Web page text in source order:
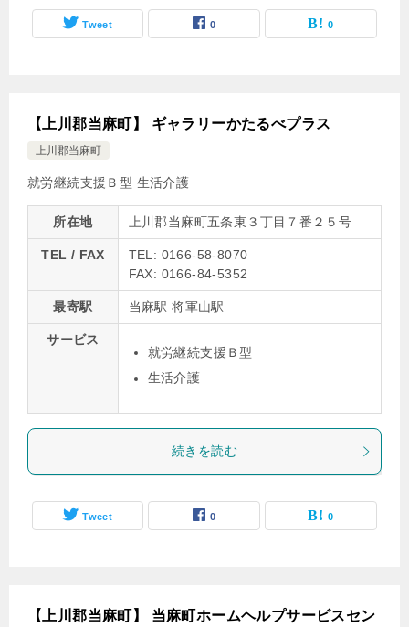
Tweet 0 0
【上川郡当麻町】 ギャラリーかたるべプラス
上川郡当麻町
就労継続支援Ｂ型 生活介護
所在地 上川郡当麻町五条東３丁目７番２５号
TEL / FAX
TEL: 0166-58-8070
FAX: 0166-84-5352
最寄駅 当麻駅 将軍山駅
サービス
就労継続支援Ｂ型
生活介護
続きを読む
Tweet 0 0
【上川郡当麻町】 当麻町ホームヘルプサービスセン